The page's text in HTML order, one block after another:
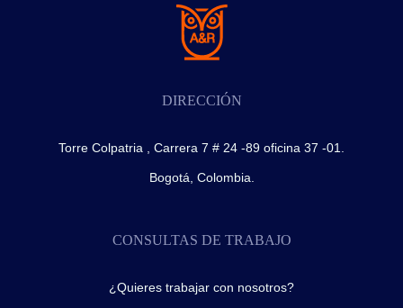
DIRECCIÓN
Torre Colpatria , Carrera 7 # 24 -89 oficina 37 -01.
Bogotá, Colombia.
CONSULTAS DE TRABAJO
¿Quieres trabajar con nosotros?